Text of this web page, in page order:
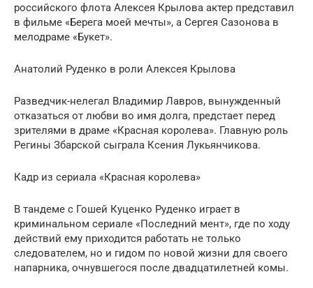
российского флота Алексея Крылова актер представил
в фильме «Берега моей мечты», а Сергея Сазонова в
мелодраме «Букет».
Анатолий Руденко в роли Алексея Крылова
Разведчик-нелегал Владимир Лавров, вынужденный
отказаться от любви во имя долга, предстает перед
зрителями в драме «Красная королева». Главную роль
Регины Збарской сыграла Ксения Лукьянчикова.
Кадр из сериала «Красная королева»
В тандеме с Гошей Куценко Руденко играет в
криминальном сериале «Последний мент», где по ходу
действий ему приходится работать не только
следователем, но и гидом по новой жизни для своего
напарника, очнувшегося после двадцатилетней комы.